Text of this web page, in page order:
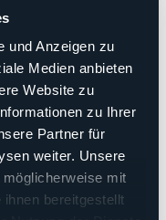
und Anzeigen zu
Medien anbieten
Website zu
zu Ihrer
Partner für
weiter. Unsere
mit
bereitgestellt